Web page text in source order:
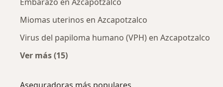
Miomas uterinos en Azcapotzalco
Virus del papiloma humano (VPH) en Azcapotzalco
Ver más (15)